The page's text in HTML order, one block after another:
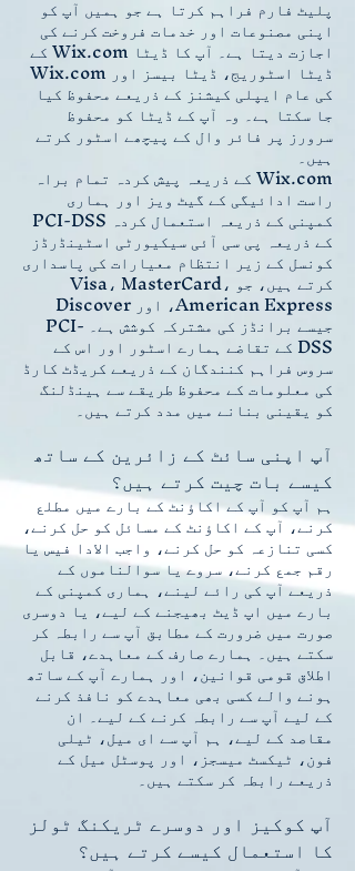
پلیٹ فارم فراہم کرتا ہے جو ہمیں آپ کو
اپنی مصنوعات اور خدمات فروخت کرنے کی
اجازت دیتا ہے۔ آپ کا ڈیٹا Wix.com کے
ڈیٹا اسٹوریج، ڈیٹا بیسز اور Wix.com
کی عام ایپلی کیشنز کے ذریعے محفوظ کیا
جا سکتا ہے۔ وہ آپ کے ڈیٹا کو محفوظ
سرورز پر فائر وال کے پیچھے اسٹور کرتے
ہیں۔
Wix.com کے ذریعہ پیش کردہ تمام براہ
راست ادائیگی کے گیٹ ویز اور ہماری
کمپنی کے ذریعہ استعمال کردہ PCI-DSS
کے ذریعہ پی سی آئی سیکیورٹی اسٹینڈرڈز
کونسل کے زیر انتظام معیارات کی پاسداری
کرتے ہیں، جو Visa، MasterCard،
American Express، اور Discover
جیسے برانڈز کی مشترکہ کوشش ہے۔ PCI-
DSS کے تقاضے ہمارے اسٹور اور اس کے
سروس فراہم کنندگان کے ذریعے کریڈٹ کارڈ
کی معلومات کے محفوظ طریقے سے ہینڈلنگ
کو یقینی بنانے میں مدد کرتے ہیں۔
آپ اپنی سائٹ کے زائرین کے ساتھ
کیسے بات چیت کرتے ہیں؟
ہم آپ کو آپ کے اکاؤنٹ کے بارے میں مطلع
کرنے، آپ کے اکاؤنٹ کے مسائل کو حل کرنے،
کسی تنازعہ کو حل کرنے، واجب الادا فیس یا
رقم جمع کرنے، سروے یا سوالناموں کے
ذریعے آپ کی رائے لینے، ہماری کمپنی کے
بارے میں اپ ڈیٹ بھیجنے کے لیے، یا دوسری
صورت میں ضرورت کے مطابق آپ سے رابطہ کر
سکتے ہیں۔ ہمارے صارف کے معاہدے، قابل
اطلاق قومی قوانین، اور ہمارے آپ کے ساتھ
ہونے والے کسی بھی معاہدے کو نافذ کرنے
کے لیے آپ سے رابطہ کرنے کے لیے۔ ان
مقاصد کے لیے، ہم آپ سے ای میل، ٹیلی
فون، ٹیکسٹ میسجز، اور پوسٹل میل کے
ذریعے رابطہ کر سکتے ہیں۔
آپ کوکیز اور دوسرے ٹریکنگ ٹولز
کا استعمال کیسے کرتے ہیں؟